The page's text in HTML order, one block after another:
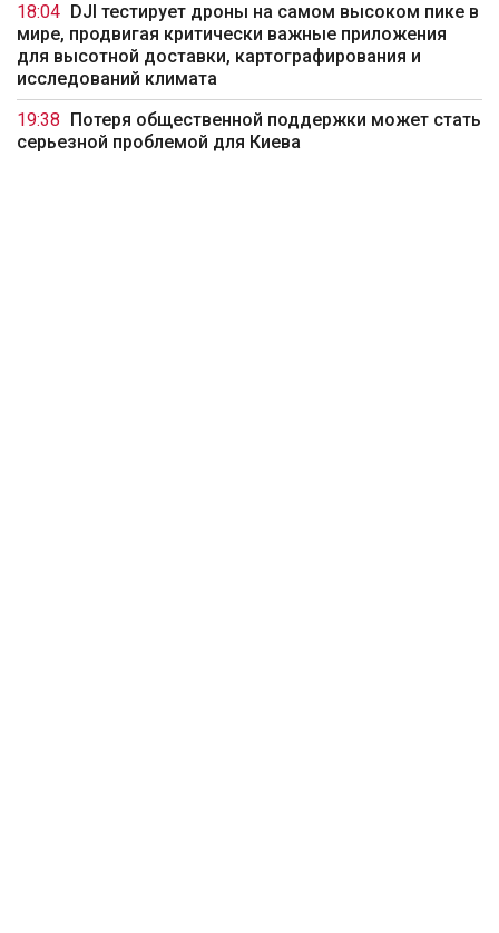
18:04
DJI тестирует дроны на самом высоком пике в
мире, продвигая критически важные приложения
для высотной доставки, картографирования и
исследований климата
19:38
Потеря общественной поддержки может стать
серьезной проблемой для Киева